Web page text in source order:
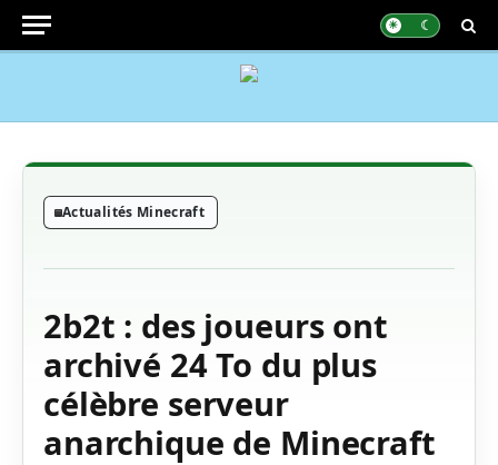
Actualités Minecraft
2b2t : des joueurs ont
archivé 24 To du plus
célèbre serveur
anarchique de Minecraft